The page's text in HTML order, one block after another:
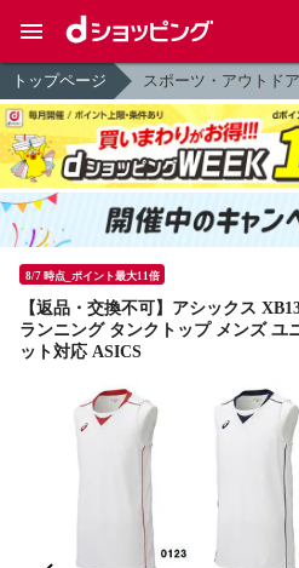
トップページ スポーツ・アウトド
8/7 時点_ポイント最大11倍
【返品・交換不可】アシックス
ランニング タンクトップ メンズ ユ
ット対応 ASICS